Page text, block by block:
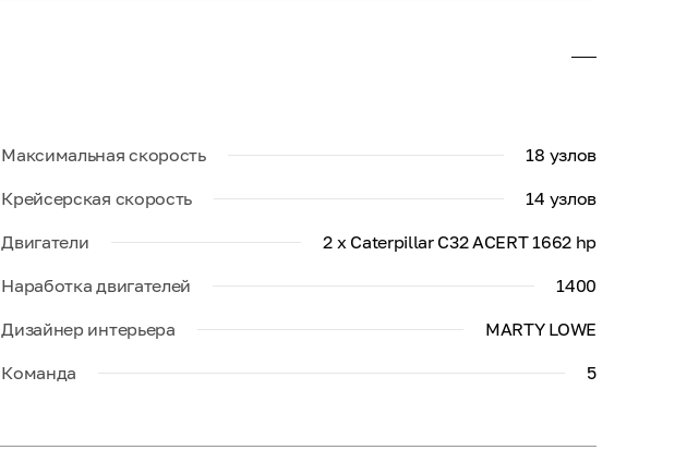
Максимальная скорость
18 узлов
Крейсерская скорость
14 узлов
Двигатели
2 x Caterpillar C32 ACERT 1662 hp
Наработка двигателей
1400
Дизайнер интерьера
MARTY LOWE
Команда
5